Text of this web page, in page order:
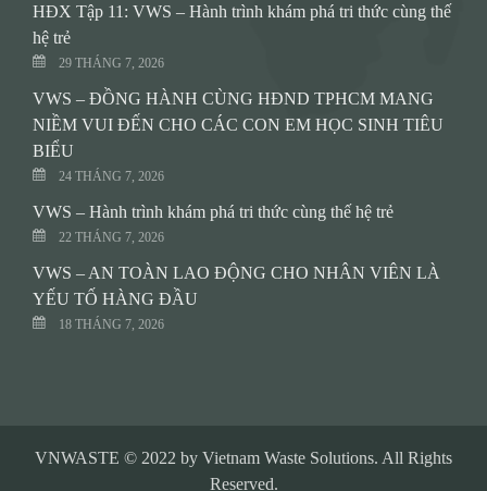
HĐX Tập 11: VWS – Hành trình khám phá tri thức cùng thế
hệ trẻ
29 THÁNG 7, 2026
VWS – ĐỒNG HÀNH CÙNG HĐND TPHCM MANG
NIỀM VUI ĐẾN CHO CÁC CON EM HỌC SINH TIÊU
BIỂU
24 THÁNG 7, 2026
VWS – Hành trình khám phá tri thức cùng thế hệ trẻ
22 THÁNG 7, 2026
VWS – AN TOÀN LAO ĐỘNG CHO NHÂN VIÊN LÀ
YẾU TỐ HÀNG ĐẦU
18 THÁNG 7, 2026
VNWASTE © 2022 by Vietnam Waste Solutions. All Rights
Reserved.